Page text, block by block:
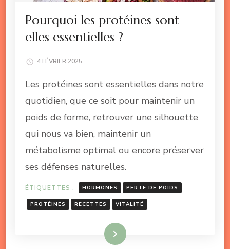
Pourquoi les protéines sont
elles essentielles ?
4 FÉVRIER 2025
Les protéines sont essentielles dans notre
quotidien, que ce soit pour maintenir un
poids de forme, retrouver une silhouette
qui nous va bien, maintenir un
métabolisme optimal ou encore préserver
ses défenses naturelles.
ÉTIQUETTES : HORMONES PERTE DE POIDS
PROTÉINES RECETTES VITALITÉ
Lire la suite